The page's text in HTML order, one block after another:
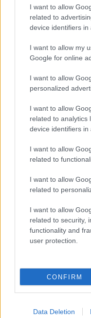
I want to allow
related to
device identifiers in
I want to allow my
Google for online
I want to allow
personalized
I want to allow
related to analytics
device identifiers in
I want to allow
related to
I want to allow
related to
I want to allow
related to security,
functionality and
user protection.
CONFIRM
Data Deletion
Ελλάδα|27.12.2019
Εργαζόμενοι
Οι δράσεις αυτές
περασμένο
επόμενο διάστημα
ειδήσεις τώρα
δήμος Αθηναίων